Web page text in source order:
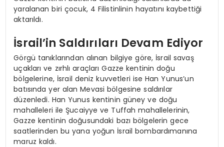
yaralanan biri çocuk, 4 Filistinlinin hayatını kaybettiği
aktarıldı.
İsrail’in Saldırıları Devam Ediyor
Görgü tanıklarından alınan bilgiye göre, İsrail savaş
uçakları ve zırhlı araçları Gazze kentinin doğu
bölgelerine, İsrail deniz kuvvetleri ise Han Yunus’un
batısında yer alan Mevasi bölgesine saldırılar
düzenledi. Han Yunus kentinin güney ve doğu
mahalleleri ile Şucaiyye ve Tuffah mahallelerinin,
Gazze kentinin doğusundaki bazı bölgelerin gece
saatlerinden bu yana yoğun İsrail bombardımanına
maruz kaldı.